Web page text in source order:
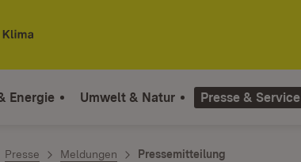
Energie Umwelt & Natur Presse & Service
Presse Meldungen Pressemitteilung